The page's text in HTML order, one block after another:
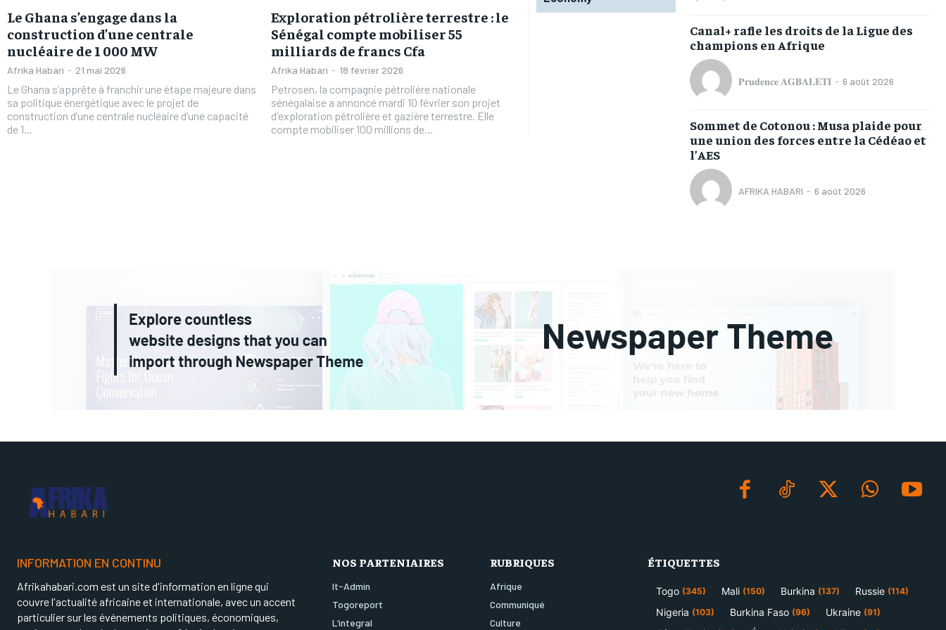
Le Ghana s’engage dans la
construction d’une centrale
nucléaire de 1 000 MW
Afrika Habari - 21 mai 2026
Le Ghana s’apprête à franchir une étape majeure dans
sa politique énergétique avec le projet de
construction d’une centrale nucléaire d’une capacité
de 1...
Exploration pétrolière terrestre : le
Sénégal compte mobiliser 55
milliards de francs Cfa
Afrika Habari - 18 février 2026
Petrosen, la compagnie pétrolière nationale
sénégalaise a annoncé mardi 10 février son projet
d'exploration pétrolière et gazière terrestre. Elle
compte mobiliser 100 millions de...
Canal+ rafle les droits de la Ligue des
champions en Afrique
𝐏𝐫𝐮𝐝𝐞𝐧𝐜𝐞 𝐀𝐆𝐁𝐀𝐋𝐄𝐓𝐈 - 6 août 2026
Sommet de Cotonou : Musa plaide pour
une union des forces entre la Cédéao et
l’AES
AFRIKA HABARI - 6 août 2026
INFORMATION EN CONTINU
Afrikahabari.com est un site d'information en ligne qui
couvre l'actualité africaine et internationale, avec un accent
particulier sur les événements politiques, économiques,
NOS PARTENIAIRES
It-Admin
Togoreport
L’integral
RUBRIQUES
Afrique
Communiqué
Culture
ÉTIQUETTES
Togo (345) Mali (150) Burkina (137) Russie (114)
Nigeria (103) Burkina Faso (96) Ukraine (91)